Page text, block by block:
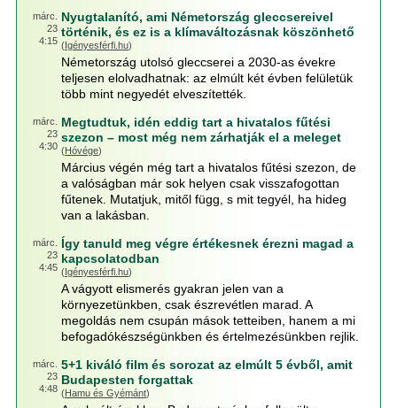
márc.
23
4:15
Nyugtalanító, ami Németország gleccsereivel
történik, és ez is a klímaváltozásnak köszönhető
(Igényesférfi.hu)
Németország utolsó gleccserei a 2030-as évekre
teljesen elolvadhatnak: az elmúlt két évben felületük
több mint negyedét elveszítették.
márc.
23
4:30
Megtudtuk, idén eddig tart a hivatalos fűtési
szezon – most még nem zárhatják el a meleget
(Hóvége)
Március végén még tart a hivatalos fűtési szezon, de
a valóságban már sok helyen csak visszafogottan
fűtenek. Mutatjuk, mitől függ, s mit tegyél, ha hideg
van a lakásban.
márc.
23
4:45
Így tanuld meg végre értékesnek érezni magad a
kapcsolatodban
(Igényesférfi.hu)
A vágyott elismerés gyakran jelen van a
környezetünkben, csak észrevétlen marad. A
megoldás nem csupán mások tetteiben, hanem a mi
befogadókészségünkben és értelmezésünkben rejlik.
márc.
23
4:48
5+1 kiváló film és sorozat az elmúlt 5 évből, amit
Budapesten forgattak
(Hamu és Gyémánt)